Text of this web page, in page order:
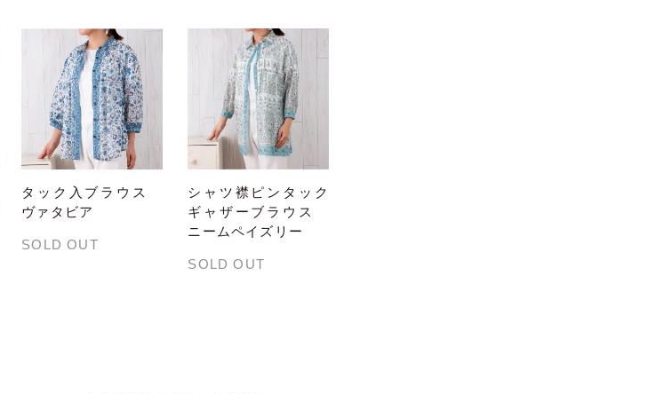
タック入ブラウス
ヴァタビア
SOLD OUT
シャツ襟ピンタック
ギャザーブラウス
ニームペイズリー
SOLD OUT